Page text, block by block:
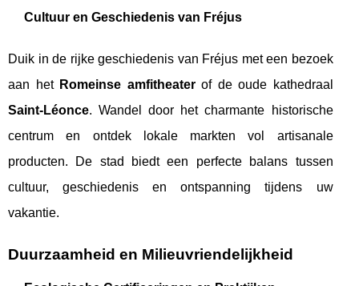
Cultuur en Geschiedenis van Fréjus
Duik in de rijke geschiedenis van Fréjus met een bezoek
aan het Romeinse amfitheaterof de oude kathedraal
Saint-Léonce. Wandel door het charmante historische
centrum en ontdek lokale markten vol artisanale
producten. De stad biedt een perfecte balans tussen
cultuur, geschiedenis en ontspanning tijdens uw
vakantie.
Duurzaamheid en Milieuvriendelijkheid